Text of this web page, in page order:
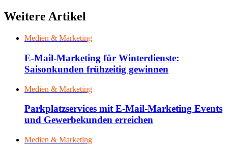
Weitere Artikel
Medien & Marketing
E-Mail-Marketing für Winterdienste:
Saisonkunden frühzeitig gewinnen
Medien & Marketing
Parkplatzservices mit E-Mail-Marketing Events
und Gewerbekunden erreichen
Medien & Marketing